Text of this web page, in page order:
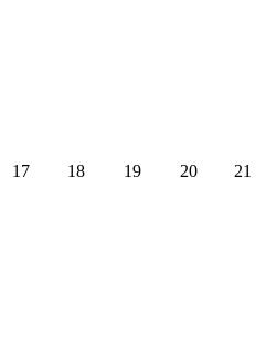
17 18 19 20 21